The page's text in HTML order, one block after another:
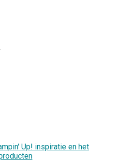
Up! inspiratie en het